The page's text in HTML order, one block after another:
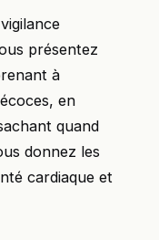
présentez
à
en
quand
donnez les
cardiaque et